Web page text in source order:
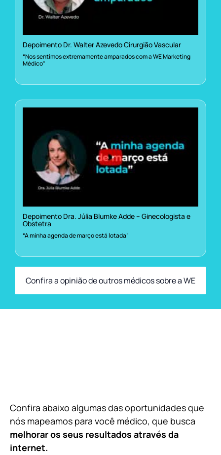
Depoimento Dr. Walter Azevedo Cirurgião Vascular
“Nos sentimos extremamente amparados com a WE Marketing
Médico”
Depoimento Dra. Júlia Blumke Adde – Ginecologista e
Obstetra
“A minha agenda de março está lotada”
Confira a opinião de outros médicos sobre a WE
Confira abaixo algumas das oportunidades que
nós mapeamos para você médico, que busca
melhorar os seus resultados através da
internet.